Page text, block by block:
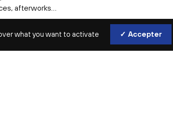
afterworks…
what you want to activate ✓ Accepter